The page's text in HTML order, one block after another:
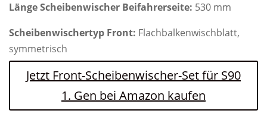
Länge Scheibenwischer Beifahrerseite: 530 mm
Scheibenwischertyp Front: Flachbalkenwischblatt,
symmetrisch
Jetzt Front-Scheibenwischer-Set für S90
1. Gen bei Amazon kaufen